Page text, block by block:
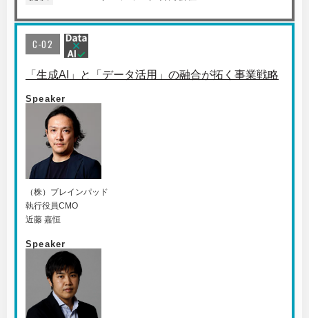
C-02
「生成AI」と「データ活用」の融合が拓く事業戦略
Speaker
（株）ブレインパッド
執行役員CMO
近藤 嘉恒
Speaker